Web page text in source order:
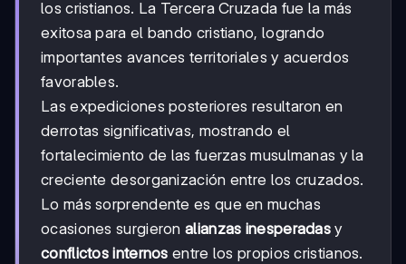
los cristianos. La Tercera Cruzada fue la más
exitosa para el bando cristiano, logrando
importantes avances territoriales y acuerdos
favorables.
Las expediciones posteriores resultaron en
derrotas significativas, mostrando el
fortalecimiento de las fuerzas musulmanas y la
creciente desorganización entre los cruzados.
Lo más sorprendente es que en muchas
ocasiones surgieronalianzas inesperadas y
conflictos internos entre los propios cristianos.